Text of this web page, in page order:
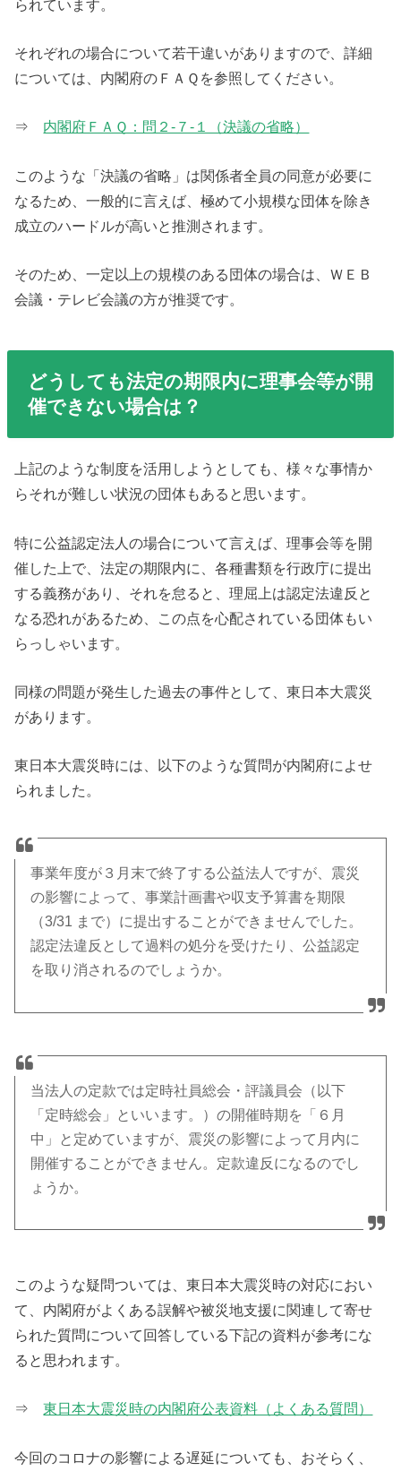
られています。
それぞれの場合について若干違いがありますので、詳細
については、内閣府のＦＡＱを参照してください。
⇒ 内閣府ＦＡＱ：問２-７-１（決議の省略）
このような「決議の省略」は関係者全員の同意が必要に
なるため、一般的に言えば、極めて小規模な団体を除き
成立のハードルが高いと推測されます。
そのため、一定以上の規模のある団体の場合は、ＷＥＢ
会議・テレビ会議の方が推奨です。
どうしても法定の期限内に理事会等が開
催できない場合は？
上記のような制度を活用しようとしても、様々な事情か
らそれが難しい状況の団体もあると思います。
特に公益認定法人の場合について言えば、理事会等を開
催した上で、法定の期限内に、各種書類を行政庁に提出
する義務があり、それを怠ると、理屈上は認定法違反と
なる恐れがあるため、この点を心配されている団体もい
らっしゃいます。
同様の問題が発生した過去の事件として、東日本大震災
があります。
東日本大震災時には、以下のような質問が内閣府によせ
られました。
事業年度が３月末で終了する公益法人ですが、震災
の影響によって、事業計画書や収支予算書を期限
（3/31 まで）に提出することができませんでした。
認定法違反として過料の処分を受けたり、公益認定
を取り消されるのでしょうか。
当法人の定款では定時社員総会・評議員会（以下
「定時総会」といいます。）の開催時期を「６月
中」と定めていますが、震災の影響によって月内に
開催することができません。定款違反になるのでし
ょうか。
このような疑問ついては、東日本大震災時の対応におい
て、内閣府がよくある誤解や被災地支援に関連して寄せ
られた質問について回答している下記の資料が参考にな
ると思われます。
⇒東日本大震災時の内閣府公表資料（よくある質問）
今回のコロナの影響による遅延についても、おそらく、